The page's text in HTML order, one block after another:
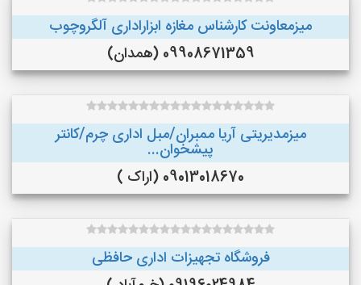
میزمعاونت کارشناس مغازه ابزاراداری آلگروچوب
09908671359 (همدان)
میزمدیریتی آریا ممبران/مبل اداری چرم/کانتر
پیشخوان...
09013018670 (اراک )
فروشگاه تجهیزات اداری حافظی